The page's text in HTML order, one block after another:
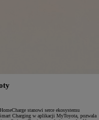
stanowi serce ekosystemu
Charging w aplikacji MyToyota, pozwala